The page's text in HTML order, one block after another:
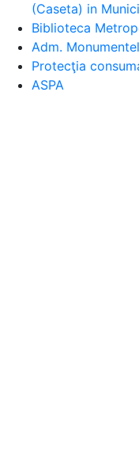
(Caseta) in
Biblioteca
Adm.
Protecţia
ASPA